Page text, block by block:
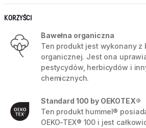
KORZYŚCI
Bawełna organiczna
Ten produkt jest wykonany z
organicznej. Jest ona
pestycydów, herbicydów i
chemicznych.
Standard 100 by OEKOTEX®
Ten produkt hummel®
OEKO-TEX® 100 i jest